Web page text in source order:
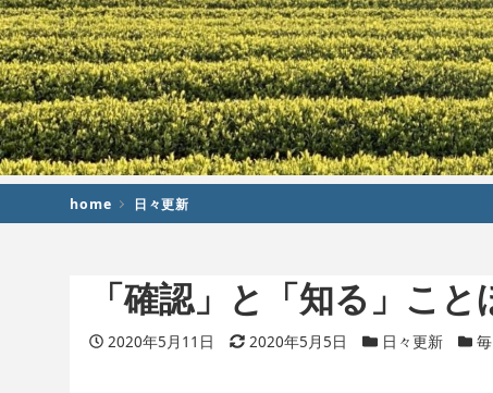
home 日々更新
「確認」と「知る」こ
投稿日
2020年5月11日 更新日
2020年5月5日 カテゴリー
日々更新 カテ